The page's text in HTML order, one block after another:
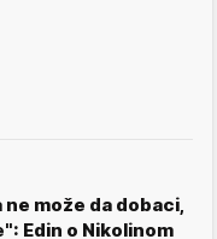
može da dobaci,
Edin o Nikolinom